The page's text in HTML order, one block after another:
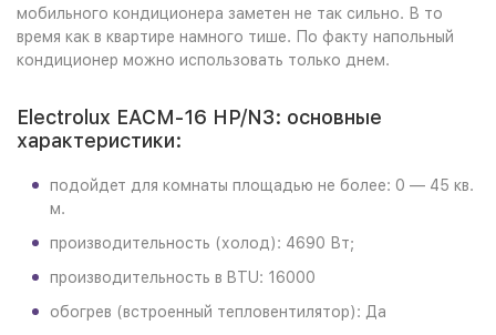
мобильного кондиционера заметен не так сильно. В то
время как в квартире намного тише. По факту напольный
кондиционер можно использовать только днем.
Electrolux EACM-16 HP/N3: основные
характеристики:
подойдет для комнаты площадью не более: 0 — 45 кв.
м.
производительность (холод): 4690 Вт;
производительность в BTU: 16000
обогрев (встроенный тепловентилятор): Да